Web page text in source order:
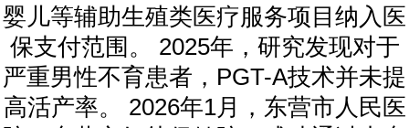
婴儿等辅助生殖类医疗服务项目纳入医
保支付范围。 2025年，研究发现对于
严重男性不育患者，PGT-A技术并未提
高活产率。 2026年1月，东营市人民医